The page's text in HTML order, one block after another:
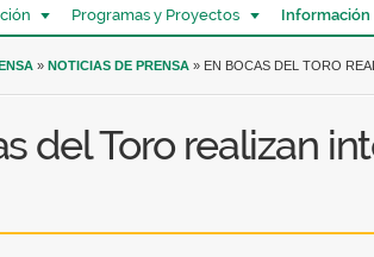
Programas y Proyectos Información
AQUÍ
» NOTICIAS DE PRENSA » EN BOCAS DEL TORO
del Toro realizan